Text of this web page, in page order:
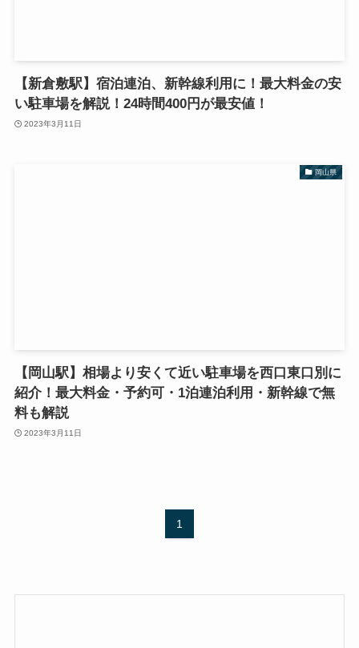
【新倉敷駅】宿泊連泊、新幹線利用に！最大料金の安
い駐車場を解説！24時間400円が最安値！
2023年3月11日
岡山県
【岡山駅】相場より安くて近い駐車場を西口東口別に
紹介！最大料金・予約可・1泊連泊利用・新幹線で無
料も解説
2023年3月11日
1